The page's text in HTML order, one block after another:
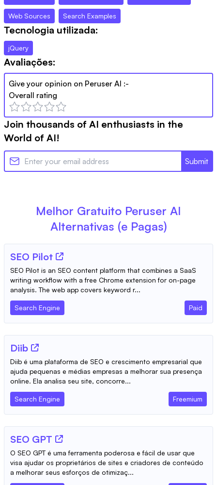
Web Sources Search Examples
Tecnologia utilizada:
jQuery
Avaliações:
Give your opinion on Peruser AI :-
Overall rating
Join thousands of AI enthusiasts in the
World of AI!
Submit
Melhor Gratuito Peruser AI
Alternativas (e Pagas)
SEO Pilot
SEO Pilot is an SEO content platform that combines a SaaS
writing workflow with a free Chrome extension for on-page
analysis. The web app covers keyword r...
Search Engine Paid
Diib
Diib é uma plataforma de SEO e crescimento empresarial que
ajuda pequenas e médias empresas a melhorar sua presença
online. Ela analisa seu site, concorre...
Search Engine Freemium
SEO GPT
O SEO GPT é uma ferramenta poderosa e fácil de usar que
visa ajudar os proprietários de sites e criadores de conteúdo
a melhorar seus esforços de otimizaç...